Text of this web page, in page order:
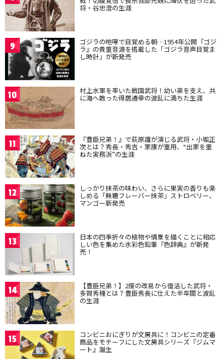
将・谷忠澄の生涯
9 ゴジラの咆哮で目覚める朝…1954年公開『ゴジ
ラ』の貴重音源を搭載した「ゴジラ音声目覚ま
し時計」が新発売
10 村上水軍を率いた戦国武将！幼い弟を支え、共
に海へ散った得居通幸の波乱に満ちた生涯
11 『豊臣兄弟！』で萩原護が演じる武将・小堀正
次とは？秀長・秀吉・家康が重用、“出家を重
ねた実務派”の生涯
12 しっかり抹茶の味わい、さらに果実の香りも楽
しめる「無糖フレーバー抹茶」ストロベリー、
マンゴー新発売
13 日本の四季折々の植物や情景を描くことに相応
しい色を集めた水彩色鉛筆『色辞典』が新発
売！
14 【豊臣兄弟！】2度の改易から復活した武将・
多賀秀種とは？豊臣秀長に仕えた半年間と波乱
の生涯
15 コンビニおにぎりが文房具に！コンビニの定番
商品をモチーフにした文房具シリーズ『ジムマ
ート』誕生